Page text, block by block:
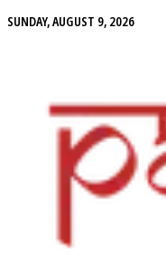
SUNDAY, AUGUST 9, 2026